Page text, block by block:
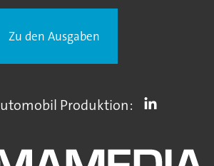
Zu den Ausgaben
Produktion: